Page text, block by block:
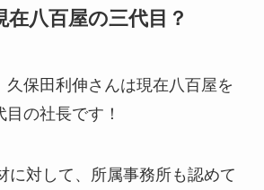
在八百屋の三代目？
久保田利伸さんは現在八百屋を
目の社長です ！
に対して、所属事務所も認めて